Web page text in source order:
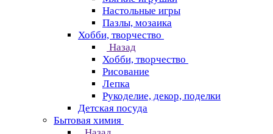
Настольные игры
Пазлы, мозаика
Хобби, творчество
Назад
Хобби, творчество
Рисование
Лепка
Рукоделие, декор, поделки
Детская посуда
Бытовая химия